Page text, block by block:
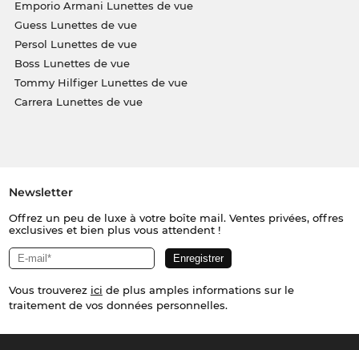
Emporio Armani Lunettes de vue
Guess Lunettes de vue
Persol Lunettes de vue
Boss Lunettes de vue
Tommy Hilfiger Lunettes de vue
Carrera Lunettes de vue
Newsletter
Offrez un peu de luxe à votre boîte mail. Ventes privées, offres
exclusives et bien plus vous attendent !
Vous trouverez ici de plus amples informations sur le
traitement de vos données personnelles.